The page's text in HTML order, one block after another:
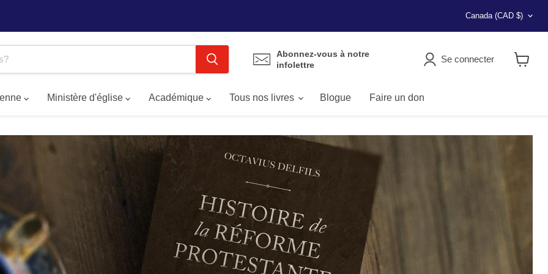
Pays
Canada (CAD $)
Abonnez-vous à notre
infolettre
Se connecter
Ministère d'église Académique Tous nos livres Blogue Faire un don